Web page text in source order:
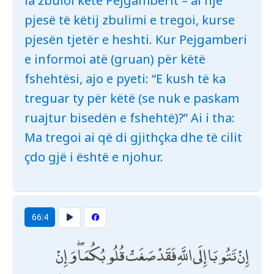
pjesë të këtij zbulimi e tregoi, kurse
pjesën tjetër e heshti. Kur Pejgamberi
e informoi atë (gruan) për këtë
fshehtësi, ajo e pyeti: “E kush të ka
treguar ty për këtë (se nuk e paskam
ruajtur bisedën e fshehtë)?” Ai i tha:
Ma tregoi ai që di gjithçka dhe të cilit
çdo gjë i është e njohur.
66:4
إِنْ تَتُوبَا إِلَى اللَّهِ فَقَدْ صَغَتْ قُلُوبُكُمَا ۖ وَإِنْ